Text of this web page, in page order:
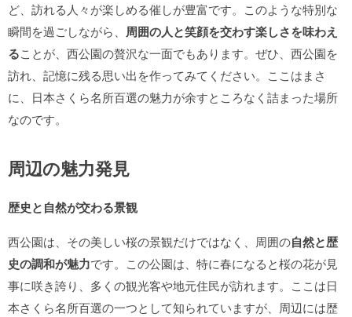
ど、訪れる人々が楽しめる催しが豊富です。このような特別な
瞬間を過ごしながら、 周囲の人と笑顔を交わす楽しさを味わえ
ることが、西公園の贅沢な一面でもあります。ぜひ、西公園を
訪れ、記憶に残る思い出を作ってみてください。ここはまさ
に、日本さくら名所百選の魅力が余すところなく詰まった場所
なのです。
周辺の魅力発見
歴史と自然が交わる景観
西公園は、その美しい桜の景観だけではなく、周囲の自然と歴
史の調和が魅力です。この公園は、特に春になると桜の花が見
事に咲き誇り、多くの観光客や地元住民が訪れます。ここは日
本さくら名所百選の一つとして知られていますが、周辺には歴